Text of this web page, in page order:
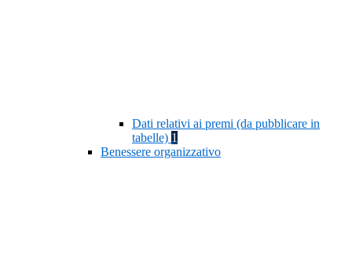
Dati relativi ai premi (da pubblicare in
tabelle) 1
Benessere organizzativo